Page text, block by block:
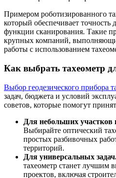
Примером роботизированного
который обеспечивает
функции сканирования. Такие
крупных компаний,
работы с использованием
Как выбрать тахеометр
Выбор геодезического прибора
задач, бюджета и условий
советов, которые помогут
Для небольших участков
Выбирайте оптический
простых разбивочных
территорий.
Для универсальных
тахеометр станет лучшим
проектов, включая